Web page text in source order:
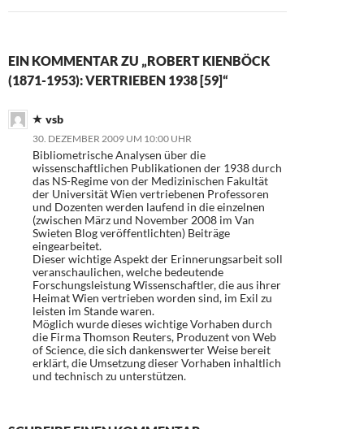
EIN KOMMENTAR ZU „ROBERT KIENBÖCK
(1871-1953): VERTRIEBEN 1938 [59]“
vsb
30. DEZEMBER 2009 UM 10:00 UHR
Bibliometrische Analysen über die
wissenschaftlichen Publikationen der 1938 durch
das NS-Regime von der Medizinischen Fakultät
der Universität Wien vertriebenen Professoren
und Dozenten werden laufend in die einzelnen
(zwischen März und November 2008 im Van
Swieten Blog veröffentlichten) Beiträge
eingearbeitet.
Dieser wichtige Aspekt der Erinnerungsarbeit soll
veranschaulichen, welche bedeutende
Forschungsleistung Wissenschaftler, die aus ihrer
Heimat Wien vertrieben worden sind, im Exil zu
leisten im Stande waren.
Möglich wurde dieses wichtige Vorhaben durch
die Firma Thomson Reuters, Produzent von Web
of Science, die sich dankenswerter Weise bereit
erklärt, die Umsetzung dieser Vorhaben inhaltlich
und technisch zu unterstützen.